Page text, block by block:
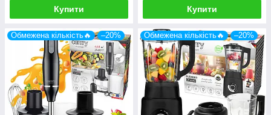
Купити Купити
Обмежена кількість🔥 –20% Обмежена кількість🔥 –20%